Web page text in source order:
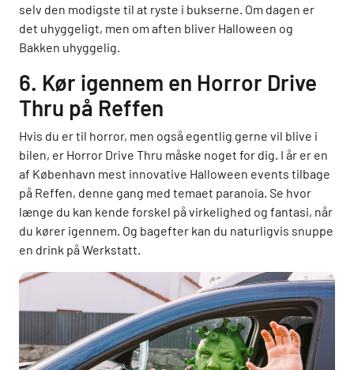
selv den modigste til at ryste i bukserne. Om dagen er
det uhyggeligt, men om aften bliver Halloween og
Bakken uhyggelig.
6. Kør igennem en Horror Drive
Thru på Reffen
Hvis du er til horror, men også egentlig gerne vil blive i
bilen, er Horror Drive Thru måske noget for dig. I år er en
af København mest innovative Halloween events tilbage
på Reffen, denne gang med temaet paranoia. Se hvor
længe du kan kende forskel på virkelighed og fantasi, når
du kører igennem. Og bagefter kan du naturligvis snuppe
en drink på Werkstatt.